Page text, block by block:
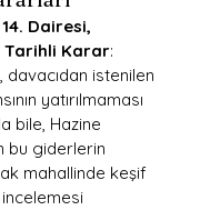
Dairesi,
Tarihli Karar:
davacıdan istenilen
yatırılmaması
bile, Hazine
bu giderlerin
mahallinde keşif